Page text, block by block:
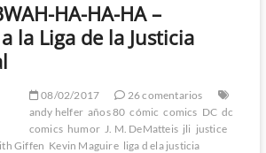
HA-HA-HA –
la Liga de la Justicia
08/02/2017
26 comentarios
andy helfer años 80 cómic comics DC dc
comics humor J. M. DeMatteis jli justice
Giffen Kevin Maguire liga d ela justicia